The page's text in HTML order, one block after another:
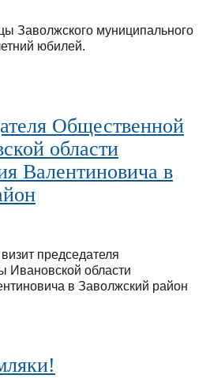
Заволжского муниципального
юбилей.
Общественной
области
Валентиновича в
председателя
Ивановской области
в Заволжский район